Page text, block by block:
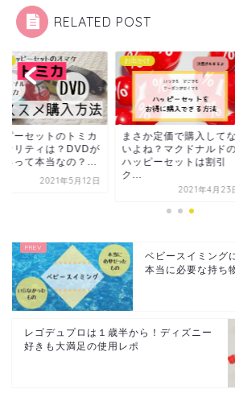
RELATED POST
ピーセットのトミカ
オリティは？DVDが
るって本当なの？...
2021年5月12日
お出かけ
まさか定価で購入してな
いよね？マクドナルド
ハッピーセットは割引
ク...
2021年4月23
ベビースイミング
本当に必要な持ち
レゴデュプロは１歳半から！ディズニー
好きも大満足の使用レポ